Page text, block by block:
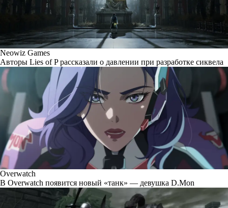
Neowiz Games
Авторы Lies of P рассказали о давлении при разработке сиквела
Overwatch
В Overwatch появится новый «танк» — девушка D.Mon